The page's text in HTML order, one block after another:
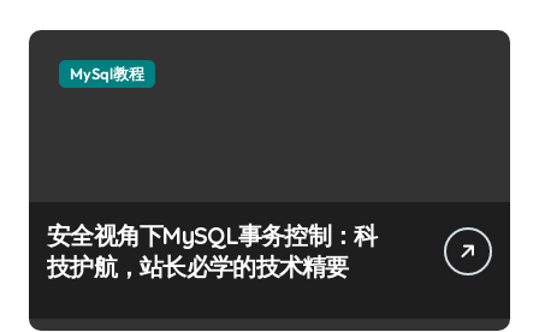
MySql教程
安全视角下MySQL事务控制：科
技护航，站长必学的技术精要